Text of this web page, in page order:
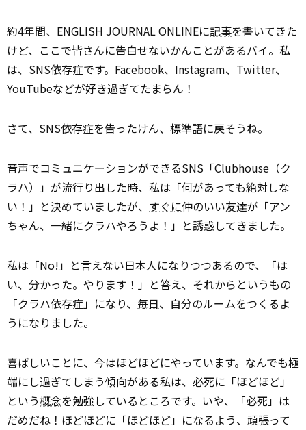
約4年間、ENGLISH JOURNAL ONLINEに記事を書いてきた
けど、ここで皆さんに告白せないかんことがあるバイ。私
は、SNS依存症です。Facebook、Instagram、Twitter、
YouTubeなどが好き過ぎてたまらん！
さて、SNS依存症を告ったけん、標準語に戻そうね。
音声でコミュニケーションができるSNS「Clubhouse（ク
ラハ）」が流行り出した時、私は「何があっても絶対しな
い！」と決めていましたが、 すぐに仲のいい友達が「アン
ちゃん、一緒にクラハやろうよ！」と誘惑してきました。
私は「No!」と言えない日本人になりつつあるので、「は
い、分かった。やります！」と答え、それからというもの
「クラハ依存症」になり、 毎日、自分のルームをつくるよ
うになりました。
喜ばしいことに、今はほどほどにやっています。なんでも極
端にし過ぎてしまう傾向がある私は、必死に「ほどほど」
という概念を勉強しているところです。いや、「必死」は
だめだね！ほどほどに「ほどほど」になるよう、頑張って